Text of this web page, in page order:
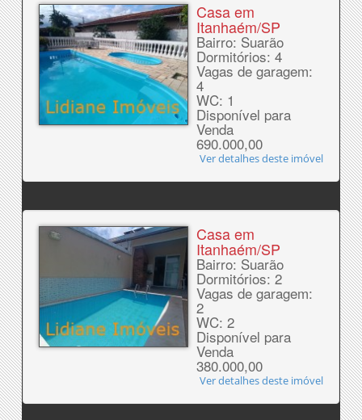
Casa em
Itanhaém/SP
Bairro: Suarão
Dormitórios: 4
Vagas de garagem:
4
WC: 1
Disponível para
Venda
690.000,00
Ver detalhes deste imóvel
Casa em
Itanhaém/SP
Bairro: Suarão
Dormitórios: 2
Vagas de garagem:
2
WC: 2
Disponível para
Venda
380.000,00
Ver detalhes deste imóvel